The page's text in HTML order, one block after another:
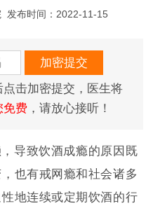
发布时间：2022-11-15
击加密提交，医生将
免费，请放心接听！
导致饮酒成瘾的原因既
也有戒网瘾和社会诸多
地连续或定期饮酒的行